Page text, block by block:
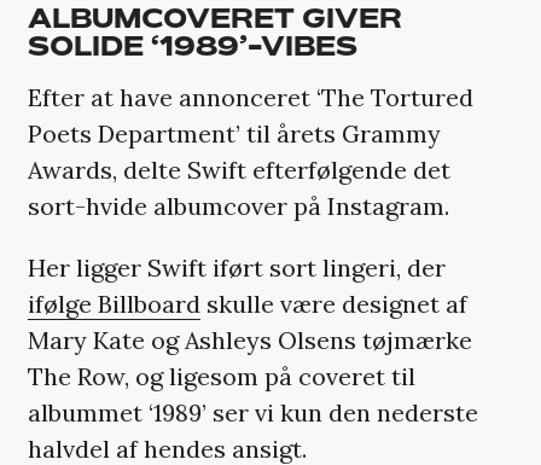
ALBUMCOVERET GIVER
SOLIDE ‘1989’-VIBES
Efter at have annonceret ‘The Tortured
Poets Department’ til årets Grammy
Awards, delte Swift efterfølgende det
sort-hvide albumcover på Instagram.
Her ligger Swift iført sort lingeri, der
ifølge Billboard skulle være designet af
Mary Kate og Ashleys Olsens tøjmærke
The Row, og ligesom på coveret til
albummet ‘1989’ ser vi kun den nederste
halvdel af hendes ansigt.